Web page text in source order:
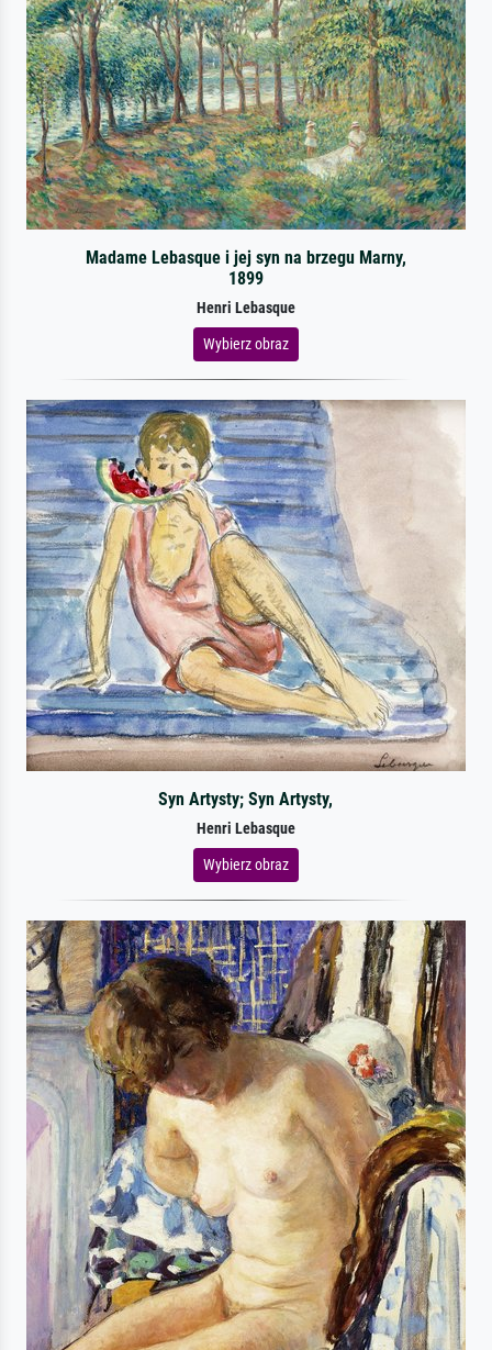
Madame Lebasque i jej syn na brzegu Marny,
1899
Henri Lebasque
Wybierz obraz
Syn Artysty; Syn Artysty,
Henri Lebasque
Wybierz obraz